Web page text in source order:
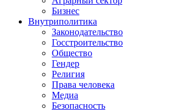
Бизнес
Внутриполитика
Законодательство
Госстроительство
Общество
Гендер
Религия
Права человека
Медиа
Безопасность